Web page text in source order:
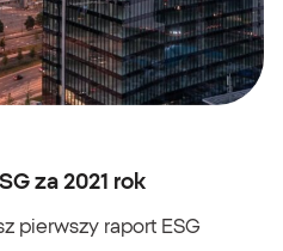
za 2021 rok
pierwszy raport ESG